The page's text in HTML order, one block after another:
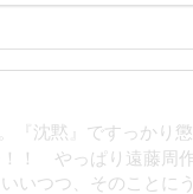
『沈黙』ですっかり
！ やっぱり遠藤周
いつつ、そのことに